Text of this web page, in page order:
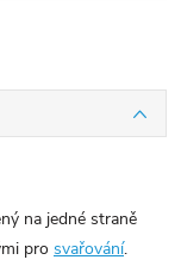
na jedné straně
pro svařování.